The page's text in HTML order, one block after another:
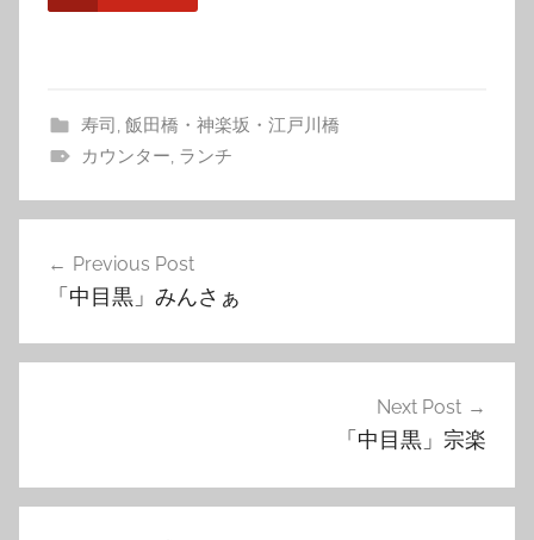
寿司
飯田橋・神楽坂・江戸川橋
カウンター ランチ
ビ
シ
Previous Post
「中目黒」みんさぁ
Next Post
「中目黒」宗楽